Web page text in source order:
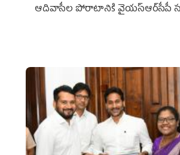
ఆదివాసీల పోరాటానికి వైయ‌స్ఆర్‌సీపీ